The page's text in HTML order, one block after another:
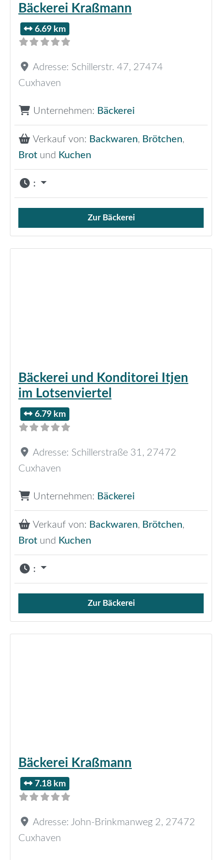
Bäckerei Kraßmann
6.69 km
Adresse: Schillerstr. 47, 27474
Cuxhaven
Unternehmen: Bäckerei
Verkauf von: Backwaren, Brötchen,
Brot und Kuchen
:
Verkauf von Brötchen,
Zur Bäckerei
Bäckerei und Konditorei Itjen
im Lotsenviertel
6.79 km
Adresse: Schillerstraße 31 , 27472
Cuxhaven
Unternehmen: Bäckerei
Verkauf von: Backwaren, Brötchen,
Brot und Kuchen
:
Verkauf von Brötchen,
Zur Bäckerei
Bäckerei Kraßmann
7.18 km
Adresse: John-Brinkmanweg 2, 27472
Cuxhaven